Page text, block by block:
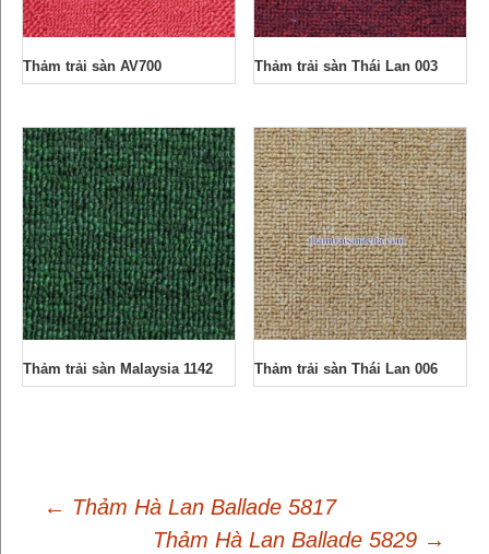
Thảm trải sàn AV700 Thảm trải sàn Thái Lan 003
Thảm trải sàn Malaysia 1142 Thảm trải sàn Thái Lan 006
← Thảm Hà Lan Ballade 5817
Thảm Hà Lan Ballade 5829 →